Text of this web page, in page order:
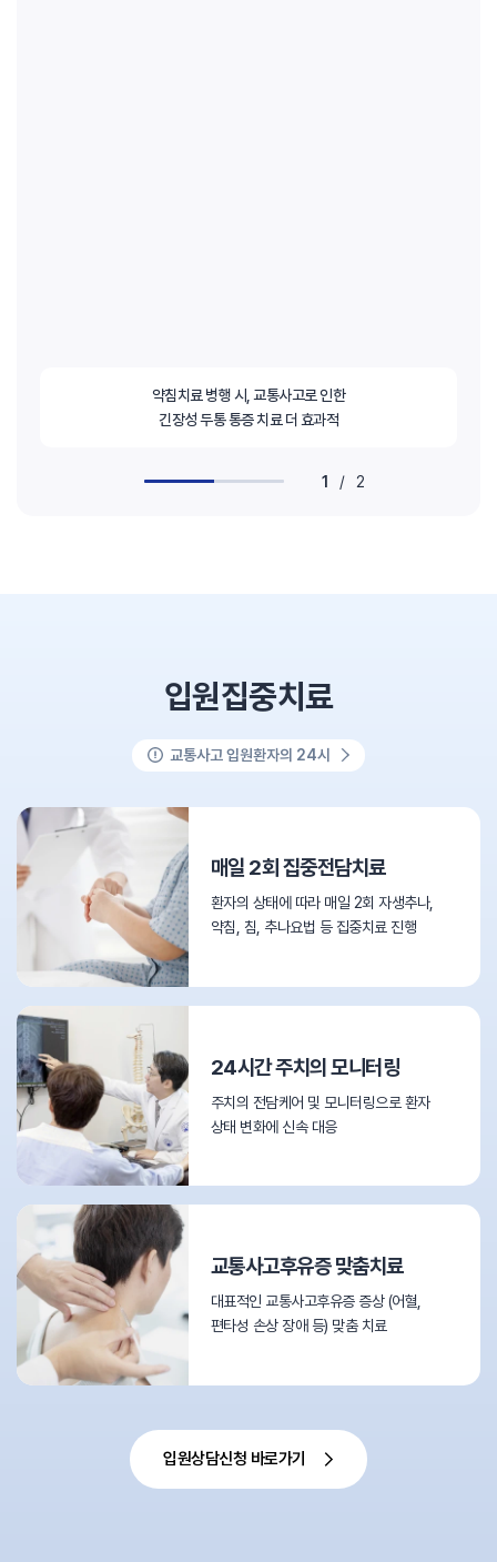
약침치료 병행 시, 교통사고로 인한
긴장성 두통 통증 치료 더 효과적
1 / 2
입원집중치료
교통사고 입원환자의 24시
매일 2회 집중전담치료
환자의 상태에 따라 매일 2회 자생추나,
약침, 침, 추나요법 등 집중치료 진행
24시간 주치의 모니터링
주치의 전담케어 및 모니터링으로 환자
상태 변화에 신속 대응
교통사고후유증 맞춤치료
대표적인 교통사고후유증 증상 (어혈,
편타성 손상 장애 등) 맞춤 치료
입원상담신청 바로가기